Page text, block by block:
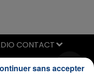
CONTACT
sans accepter